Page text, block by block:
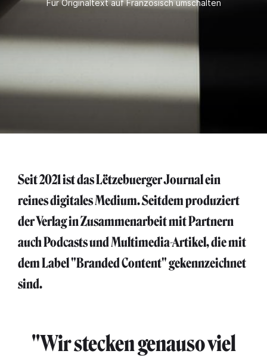
Für Originaltext auf Französisch umschalten
Seit 2021 ist das Lëtzebuerger Journal ein
reines digitales Medium. Seitdem produziert
der Verlag in Zusammenarbeit mit Partnern
auch Podcasts und Multimedia-Artikel, die mit
dem Label "Branded Content" gekennzeichnet
sind.
"Wir stecken genauso viel